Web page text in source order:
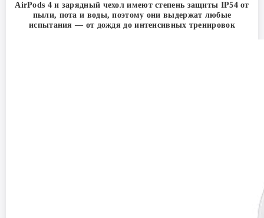
AirPods 4 и зарядный чехол имеют степень защиты IP54 от
пыли, пота и воды, поэтому они выдержат любые
испытания — от дождя до интенсивных тренировок